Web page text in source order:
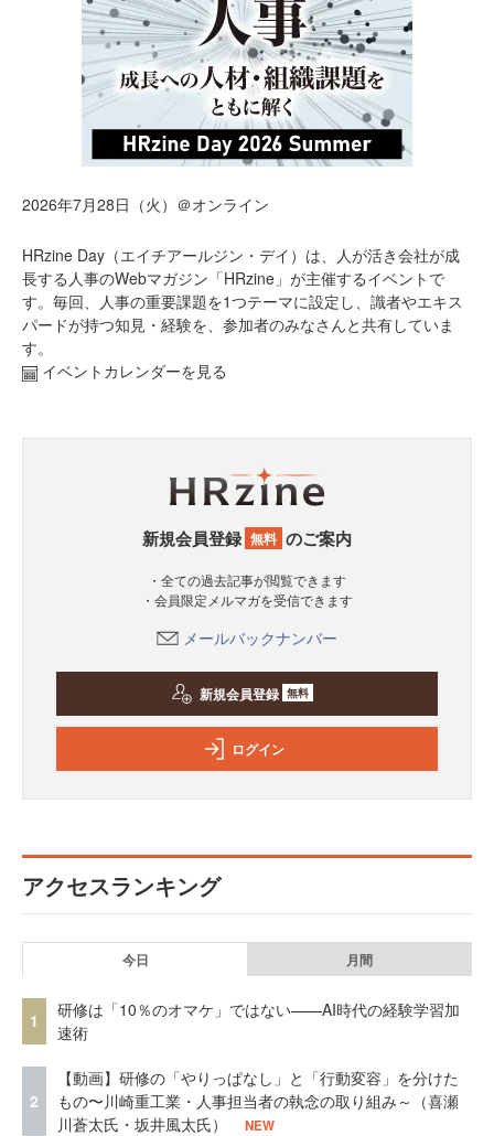
2026年7月28日（火）＠オンライン
HRzine Day（エイチアールジン・デイ）は、人が活き会社が成
長する人事のWebマガジン「HRzine」が主催するイベントで
す。毎回、人事の重要課題を1つテーマに設定し、識者やエキス
パードが持つ知見・経験を、参加者のみなさんと共有していま
す。
イベントカレンダーを見る
新規会員登録 無料 のご案内
・全ての過去記事が閲覧できます
・会員限定メルマガを受信できます
メールバックナンバー
新規会員登録 無料
ログイン
アクセスランキング
今日 月間
1
研修は「10％のオマケ」ではない——AI時代の経験学習加
速術
2
【動画】研修の「やりっぱなし」と「行動変容」を分けた
もの〜川崎重工業・人事担当者の執念の取り組み～（喜瀬
川蒼太氏・坂井風太氏）
NEW